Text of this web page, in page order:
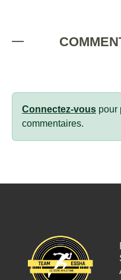
Connectez-vous pour
commentaires.